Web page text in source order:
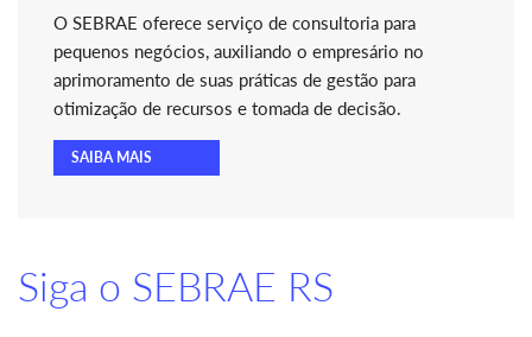
O SEBRAE oferece serviço de consultoria para
pequenos negócios, auxiliando o empresário no
aprimoramento de suas práticas de gestão para
otimização de recursos e tomada de decisão.
SAIBA MAIS
Siga o SEBRAE RS